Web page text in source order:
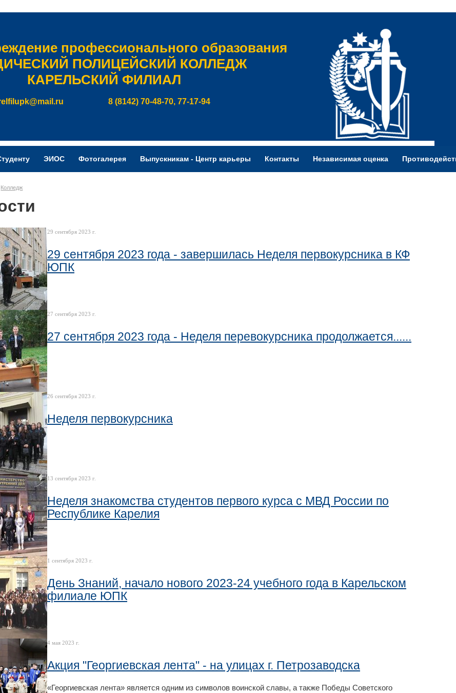
профессионального образования
ПОЛИЦЕЙСКИЙ КОЛЛЕДЖ
КАРЕЛЬСКИЙ ФИЛИАЛ
8 (8142) 70-48-70, 77-17-94
ЭИОС Фотогалерея Выпускникам - Центр карьеры Контакты Независимая оценка
Колледж
29 сентября 2023 г.
29 сентября 2023 года - завершилась Неделя первокурсника в КФ
ЮПК
27 сентября 2023 г.
27 сентября 2023 года - Неделя перевокурсника продолжается......
26 сентября 2023 г.
Неделя первокурсника
13 сентября 2023 г.
Неделя знакомства студентов первого курса с МВД России по
Республике Карелия
1 сентября 2023 г.
День Знаний, начало нового 2023-24 учебного года в Карельском
филиале ЮПК
4 мая 2023 г.
Акция "Георгиевская лента" - на улицах г. Петрозаводска
«Георгиевская лента» является одним из символов воинской славы, а также Победы Советского